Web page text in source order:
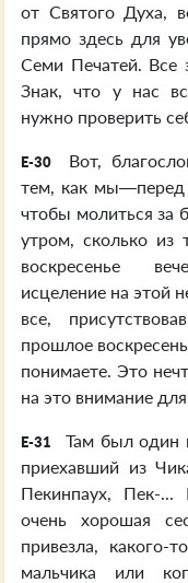
от Святого Духа,
прямо здесь для
Семи Печатей. Все
Знак, что у нас
нужно проверить
E-30
Вот,
тем, как мы—перед
чтобы молиться за
утром, сколько из
воскресенье
исцеление на этой
все,
прошлое
понимаете. Это
на это внимание
E-31
Там был один
приехавший из
Пекинпаух, Пек-
очень хорошая
привезла, какого-
мальчика или